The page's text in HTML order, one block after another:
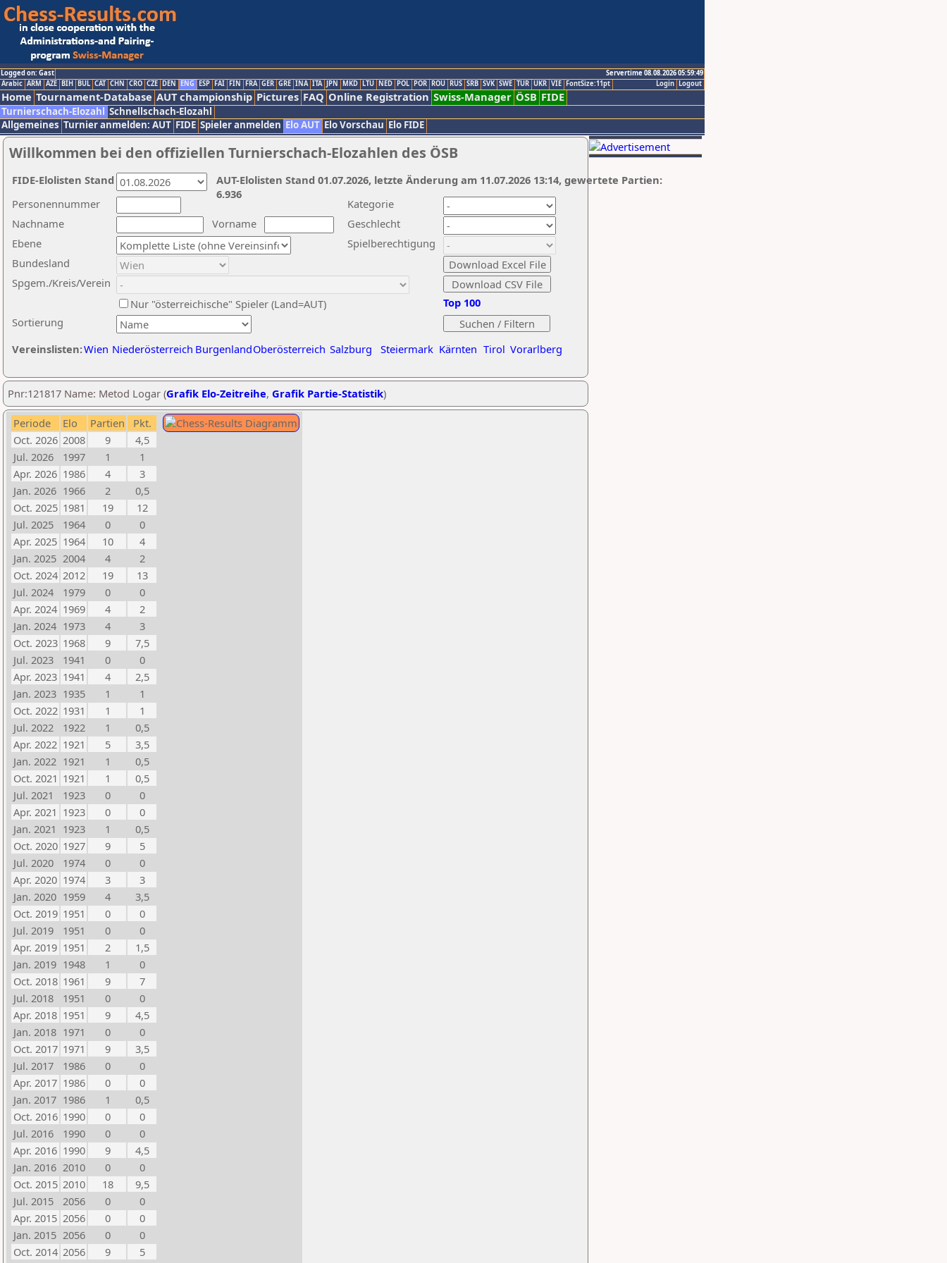
Logged on: Gast
Servertime 08.08.2026 05:59:49
Logout
Login
Arabic ARM AZE BIH BUL CAT CHN CRO CZE DEN ENG ESP FAI FIN FRA GER GRE INA ITA JPN MKD LTU NED POL POR ROU RUS SRB SVK SWE TUR UKR VIE FontSize:11pt
Home Tournament-Database AUT championship Pictures FAQ Online Registration Swiss-Manager ÖSB FIDE
Turnierschach-Elozahl Schnellschach-Elozahl
Allgemeines Turnier anmelden: AUT FIDE Spieler anmelden Elo AUT Elo Vorschau Elo FIDE
Willkommen bei den offiziellen Turnierschach-Elozahlen des ÖSB
Nachname
Vorname
Ebene
Kategorie
Sortierung
Personennummer
Bundesland
Spgem./Kreis/Verein
Geschlecht
Nur "österreichische" Spieler (Land=AUT)
Spielberechtigung
Vereinslisten:Wien Niederösterreich BurgenlandOberösterreich Salzburg Steiermark Kärnten Tirol Vorarlberg
Top 100
AUT-Elolisten Stand 01.07.2026, letzte Änderung am 11.07.2026 13:14, gewertete Partien:
6.936
FIDE-Elolisten Stand
Pnr:121817 Name: Metod Logar (Grafik Elo-Zeitreihe, Grafik Partie-Statistik)
Periode Elo Partien
Pkt.
Oct. 2026 2008 9
4,5
Jul. 2026
1997 1
1
Apr. 2026 1986 4
3
Jan. 2026 1966 2
0,5
Oct. 2025 1981 19
12
Jul. 2025
1964 0
0
Apr. 2025 1964 10
4
Jan. 2025 2004 4
2
Oct. 2024 2012 19
13
Jul. 2024
1979 0
0
Apr. 2024 1969 4
2
Jan. 2024 1973 4
3
Oct. 2023 1968 9
7,5
Jul. 2023
1941 0
0
Apr. 2023 1941 4
2,5
Jan. 2023 1935 1
1
Oct. 2022 1931 1
1
Jul. 2022
1922 1
0,5
Apr. 2022 1921 5
3,5
Jan. 2022 1921 1
0,5
Oct. 2021 1921 1
0,5
Jul. 2021
1923 0
0
Apr. 2021 1923 0
0
Jan. 2021 1923 1
0,5
Oct. 2020 1927 9
5
Jul. 2020
1974 0
0
Apr. 2020 1974 3
3
Jan. 2020 1959 4
3,5
Oct. 2019 1951 0
0
Jul. 2019
1951 0
0
Apr. 2019 1951 2
1,5
Jan. 2019 1948 1
0
Oct. 2018 1961 9
7
Jul. 2018
1951 0
0
Apr. 2018 1951 9
4,5
Jan. 2018 1971 0
0
Oct. 2017 1971 9
3,5
Jul. 2017
1986 0
0
Apr. 2017 1986 0
0
Jan. 2017 1986 1
0,5
Oct. 2016 1990 0
0
Jul. 2016
1990 0
0
Apr. 2016 1990 9
4,5
Jan. 2016 2010 0
0
Oct. 2015 2010 18
9,5
Jul. 2015
2056 0
0
Apr. 2015 2056 0
0
Jan. 2015 2056 0
0
Oct. 2014 2056 9
5